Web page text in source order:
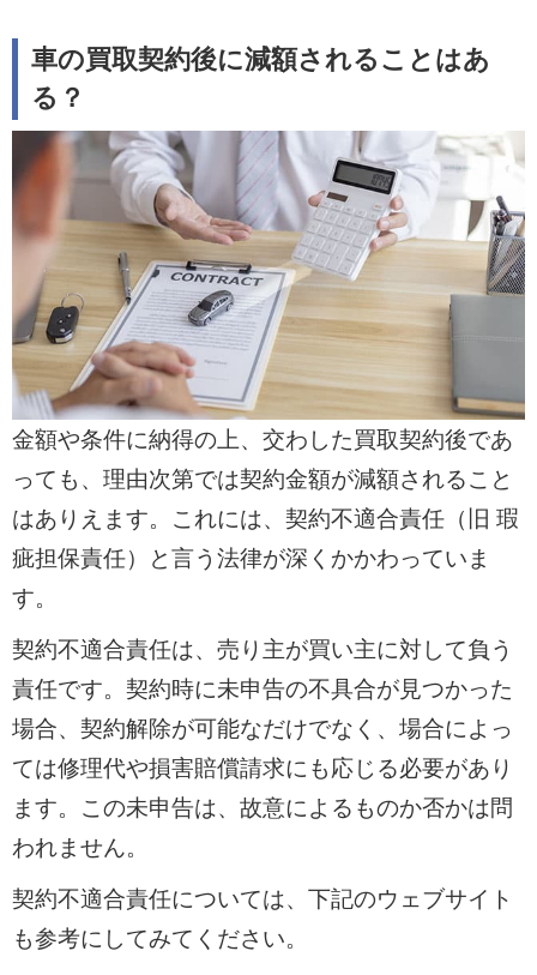
車の買取契約後に減額されることはあ
る？
金額や条件に納得の上、交わした買取契約後であ
っても、理由次第では契約金額が減額されること
はありえます。これには、契約不適合責任（旧 瑕
疵担保責任）と言う法律が深くかかわっていま
す。
契約不適合責任は、売り主が買い主に対して負う
責任です。契約時に未申告の不具合が見つかった
場合、契約解除が可能なだけでなく、場合によっ
ては修理代や損害賠償請求にも応じる必要があり
ます。この未申告は、故意によるものか否かは問
われません。
契約不適合責任については、下記のウェブサイト
も参考にしてみてください。